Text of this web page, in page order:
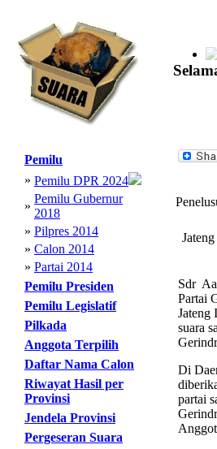
Pemilu
» Pemilu DPR 2024
»
Pemilu Gubernur
2018
» Pilpres 2014
» Calon 2014
» Partai 2014
Pemilu Presiden
Pemilu Legislatif
Pilkada
Anggota Terpilih
Daftar Nama Calon
Riwayat Hasil per
Provinsi
Jendela Provinsi
Pergeseran Suara
Sdr
Partai
Jateng
suara
Di
partai